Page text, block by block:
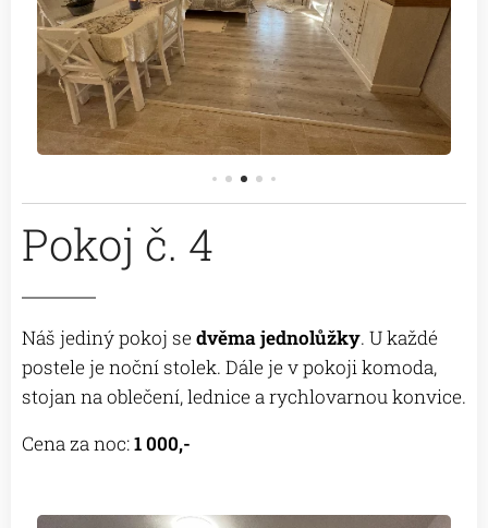
Pokoj č. 4
Náš jediný pokoj sedvěma jednolůžky. U každé
postele je noční stolek. Dále je v pokoji komoda,
stojan na oblečení, lednice a rychlovarnou konvice.
Cena za noc:1 000,-